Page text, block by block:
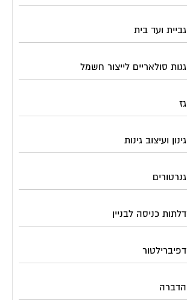
גביית ועד בית
גגות סולאריים לייצור חשמל
גז
גינון ועיצוב גינות
גנרטורים
דלתות כניסה לבניין
דפיברילטור
הדברה